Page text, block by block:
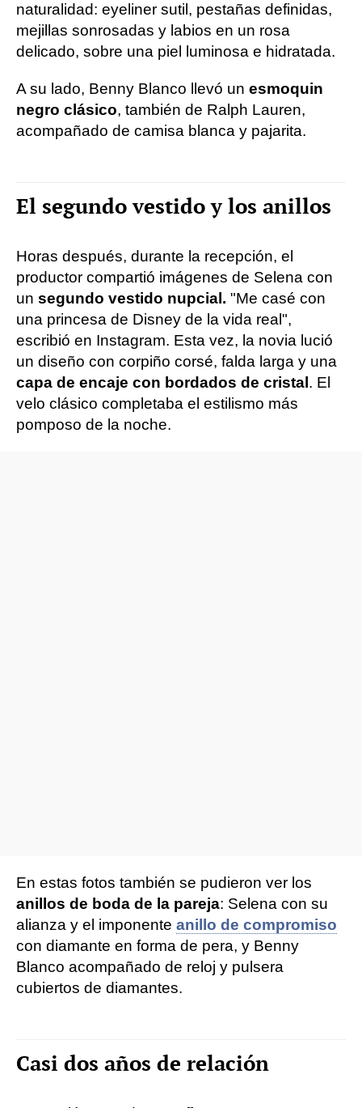
naturalidad: eyeliner sutil, pestañas definidas,
mejillas sonrosadas y labios en un rosa
delicado, sobre una piel luminosa e hidratada.
A su lado, Benny Blanco llevó un esmoquin
negro clásico, también de Ralph Lauren,
acompañado de camisa blanca y pajarita.
El segundo vestido y los anillos
Horas después, durante la recepción, el
productor compartió imágenes de Selena con
un segundo vestido nupcial. "Me casé con
una princesa de Disney de la vida real",
escribió en Instagram. Esta vez, la novia lució
un diseño con corpiño corsé, falda larga y una
capa de encaje con bordados de cristal . El
velo clásico completaba el estilismo más
pomposo de la noche.
En estas fotos también se pudieron ver los
anillos de boda de la pareja: Selena con su
alianza y el imponente anillo de compromiso
con diamante en forma de pera, y Benny
Blanco acompañado de reloj y pulsera
cubiertos de diamantes.
Casi dos años de relación